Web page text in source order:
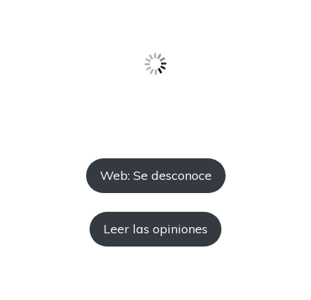
Web: Se desconoce
Leer las opiniones